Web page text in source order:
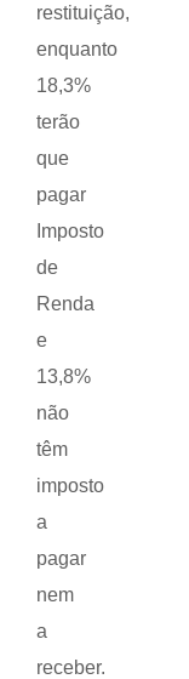
restituição,
enquanto
18,3%
terão
que
pagar
Imposto
de
Renda
e
13,8%
não
têm
imposto
a
pagar
nem
a
receber.